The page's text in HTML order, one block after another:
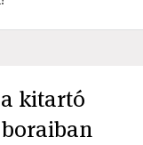
kitartó